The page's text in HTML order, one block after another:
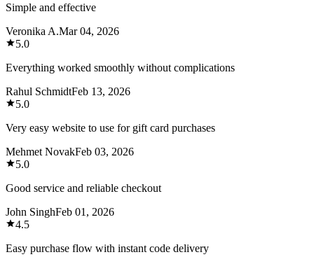
Simple and effective
Veronika A.Mar 04, 2026
5.0
Everything worked smoothly without complications
Rahul SchmidtFeb 13, 2026
5.0
Very easy website to use for gift card purchases
Mehmet NovakFeb 03, 2026
5.0
Good service and reliable checkout
John SinghFeb 01, 2026
4.5
Easy purchase flow with instant code delivery